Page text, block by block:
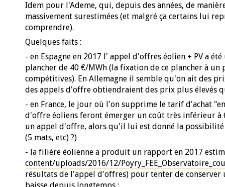
Idem pour l'Ademe, qui, depuis des années, de
massivement surestimées (et malgré ça certains lui
comprendre).
Quelques faits :
- en Espagne en 2017 l' appel d'offres éolien + PV a
plancher de 40 €/MWh (la fixation de ce plancher à
compétitives). En Allemagne il semble qu'on ait des
des appels d'offre obtiendraient des prix plus élevés
- en France, le jour où l'on supprime le tarif d'achat
d'offre éoliens feront émerger un coût très inférieur à
un appel d'offre, alors qu'il lui est donné la
(5 mats, etc) ?)
- la filière éolienne a produit un rapport en 2017
content/uploads/2016/12/
résultats de l'appel d'offres) pour tenter de